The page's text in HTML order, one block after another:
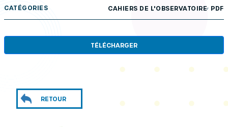
CATÉGORIES CAHIERS DE L'OBSERVATOIRE, PDF
TÉLÉCHARGER
RETOUR